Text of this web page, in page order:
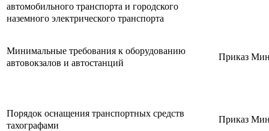
автомобильного транспорта и городского
наземного электрического транспорта
Минимальные требования к оборудованию
автовокзалов и автостанций
Приказ
Порядок оснащения транспортных средств
тахографами
Приказ